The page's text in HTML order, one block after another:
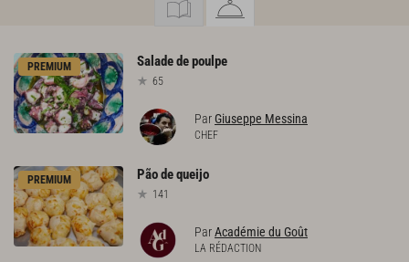
PREMIUM Saladedepoulpe
65
ParGiuseppe Messina
CHEF
PREMIUM Pãodequeijo
141
ParAcadémie du Goût
LA RÉDACTION